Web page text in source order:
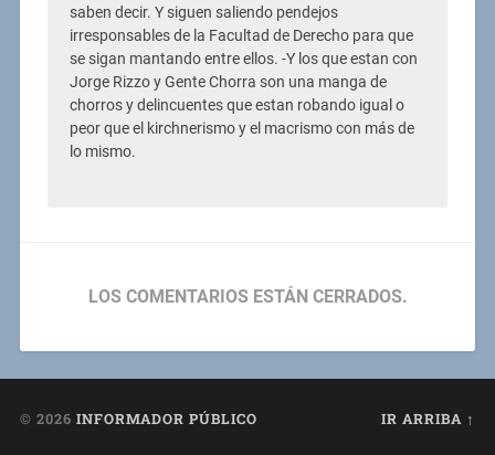
saben decir. Y siguen saliendo pendejos
irresponsables de la Facultad de Derecho para que
se sigan mantando entre ellos. -Y los que estan con
Jorge Rizzo y Gente Chorra son una manga de
chorros y delincuentes que estan robando igual o
peor que el kirchnerismo y el macrismo con más de
lo mismo.
LOS COMENTARIOS ESTÁN CERRADOS.
© 2026 INFORMADOR PÚBLICO IR ARRIBA ↑